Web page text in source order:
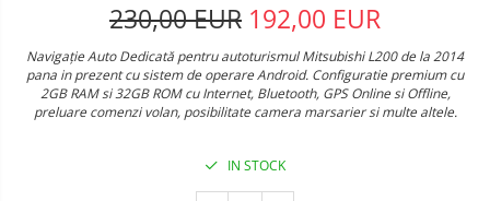
230,00 EUR 192,00 EUR
Navigație Auto Dedicată pentru autoturismul Mitsubishi L200 de la 2014
pana in prezent cu sistem de operare Android. Configuratie premium cu
2GB RAM si 32GB ROM cu Internet, Bluetooth, GPS Online si Offline,
preluare comenzi volan, posibilitate camera marsarier si multe altele.
IN STOCK